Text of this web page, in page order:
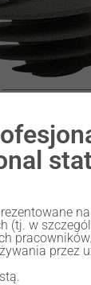
(tj. w
przez